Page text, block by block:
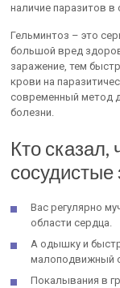
наличие паразитов в
Гельминтоз – это
большой вред
заражение, тем
крови на
современный метод
болезни.
Кто сказал,
сосудистые
Вас регулярно
области сердца.
А одышку и
малоподвижный
Покалывания в